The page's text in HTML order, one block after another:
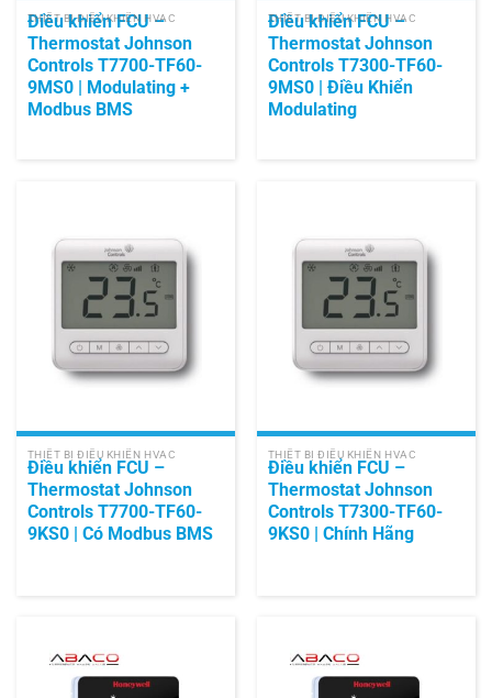
THIẾT BỊ ĐIỀU KHIỂN HVAC
Điều khiển FCU –
Thermostat Johnson
Controls T7700-TF60-
9MS0 | Modulating +
Modbus BMS
THIẾT BỊ ĐIỀU KHIỂN HVAC
Điều khiển FCU –
Thermostat Johnson
Controls T7300-TF60-
9MS0 | Điều Khiển
Modulating
THIẾT BỊ ĐIỀU KHIỂN HVAC
Điều khiển FCU –
Thermostat Johnson
Controls T7700-TF60-
9KS0 | Có Modbus BMS
THIẾT BỊ ĐIỀU KHIỂN HVAC
Điều khiển FCU –
Thermostat Johnson
Controls T7300-TF60-
9KS0 | Chính Hãng